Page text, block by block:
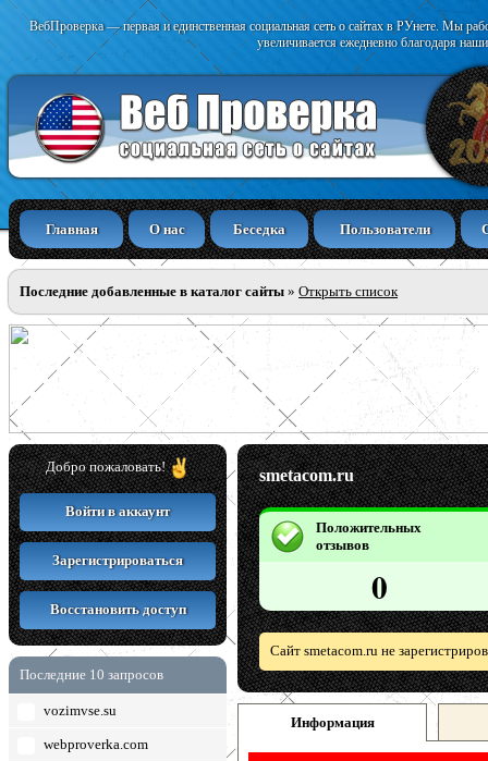
ВебПроверка — первая и единственная социальная сеть о сайтах в РУнете. Мы
увеличивается ежедневно благодаря
Главная О нас Беседка Пользователи
Последние добавленные в каталог сайты » Открыть список
Добро пожаловать!
Войти в аккаунт
Зарегистрироваться
Восстановить доступ
Последние 10 запросов
vozimvse.su
webproverka.com
smetacom.ru
Положительных
отзывов
0
Сайт smetacom.ru не
Информация